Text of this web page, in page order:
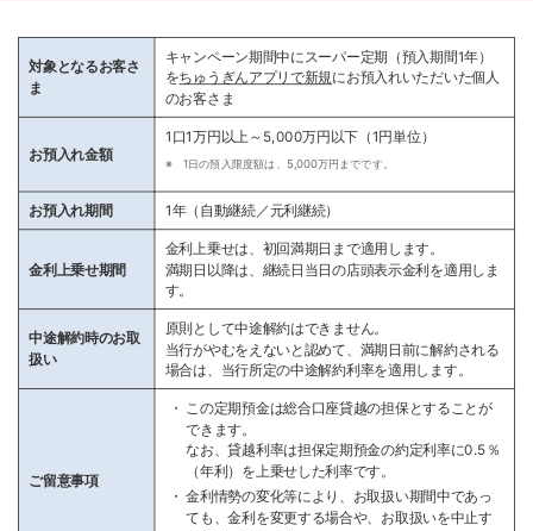
対象となるお客さ
ま
キャンペーン期間中にスーパー定期（預入期間1年）
をちゅうぎんアプリで新規 にお預入れいただいた個人
のお客さま
お預入れ金額
1口1万円以上～5,000万円以下（1円単位）
※ 1日の預入限度額は、5,000万円までです。
お預入れ期間 1年（自動継続／元利継続）
金利上乗せ期間
金利上乗せは、初回満期日まで適用します。
満期日以降は、継続日当日の店頭表示金利を適用しま
す。
中途解約時のお取
扱い
原則として中途解約はできません。
当行がやむをえないと認めて、満期日前に解約される
場合は、当行所定の中途解約利率を適用します。
ご留意事項
この定期預金は総合口座貸越の担保とすることが
できます。
なお、貸越利率は担保定期預金の約定利率に0.5％
（年利）を上乗せした利率です。
金利情勢の変化等により、お取扱い期間中であっ
ても、金利を変更する場合や、お取扱いを中止す